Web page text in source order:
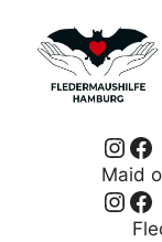
Inhalt
springen
Maid